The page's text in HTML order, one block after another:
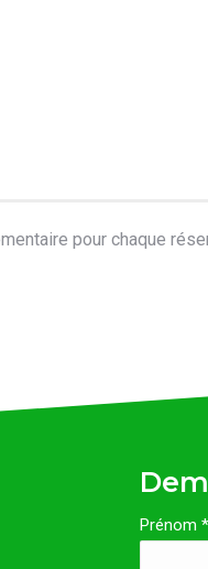
pour chaque
Prénom *